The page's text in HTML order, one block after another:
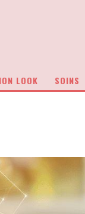
LOOK SOINS